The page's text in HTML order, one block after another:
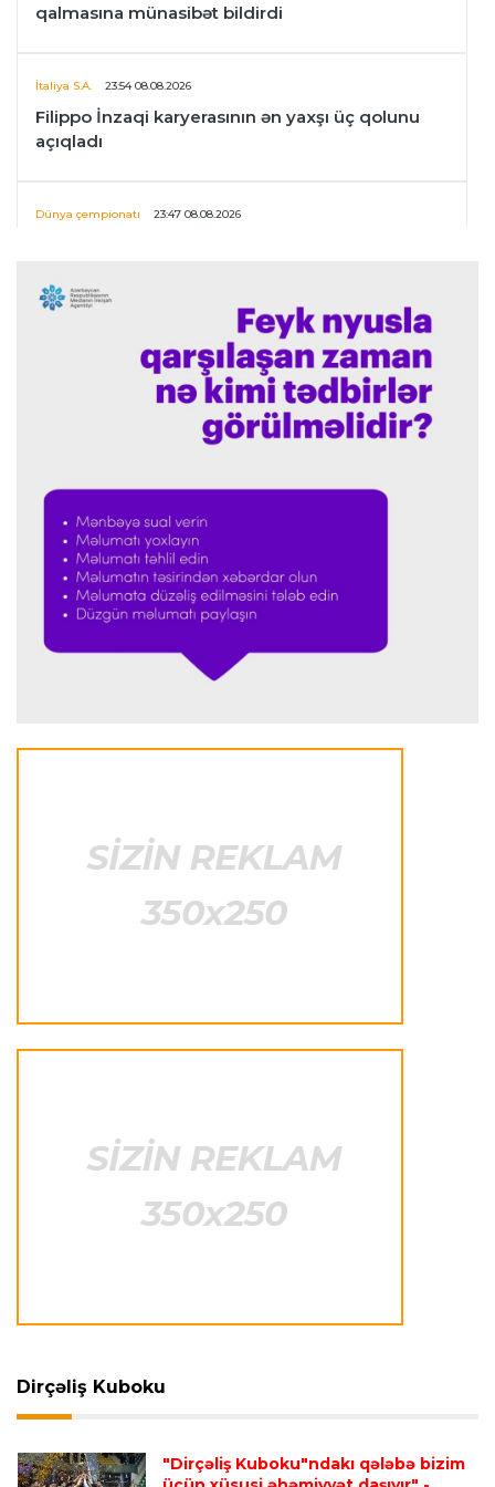
qalmasına münasibət bildirdi
İtaliya S.A. 23:54 08.08.2026
Filippo İnzaqi karyerasının ən yaxşı üç qolunu
açıqladı
Dünya çempionatı 23:47 08.08.2026
Donald Trampın oğlu Enes Kanterin WNBA
planını dəstəklədi
“Ferrari”nin məni necə təhlil etdiyini görəndə
şoka düşdüm”
Formula-1 23:18 08.08.2026
Şumaxerlə müqayisə etdi
PSJ “Mançester Yunayted”lə heç-heçə etdi
“Barselona”nın sabiq futbolçusu karyerasını
Transfer 21:08 08.08.2026
“Barselona”ya keçidinə razı salmaq istəyir
“Atletiko”nun futbolçusu “River Pleyt”ə keçir
Dirçəliş Kuboku
"Dirçəliş Kuboku"ndakı qələbə bizim